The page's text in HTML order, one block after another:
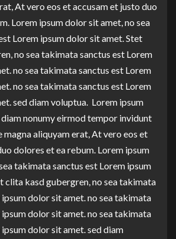
At vero eos et accusam et justo duo
Lorem ipsum dolor sit amet, no sea
Lorem ipsum dolor sit amet. Stet
no sea takimata sanctus est Lorem
no sea takimata sanctus est Lorem
no sea takimata sanctus est Lorem
sed diam voluptua. Lorem ipsum
nonumy eirmod tempor invidunt
aliquyam erat, At vero eos et
dolores et ea rebum. Lorem ipsum
takimata sanctus est Lorem ipsum
clita kasd gubergren, no sea takimata
dolor sit amet. no sea takimata
dolor sit amet. no sea takimata
dolor sit amet. sed diam